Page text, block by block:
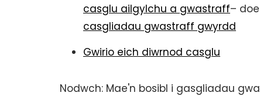
casglu ailgylchu a gwastraff–
casgliadau gwastraff gwyrdd
Gwirio eich diwrnod casglu
Nodwch: Mae'n bosibl i gasgliadau